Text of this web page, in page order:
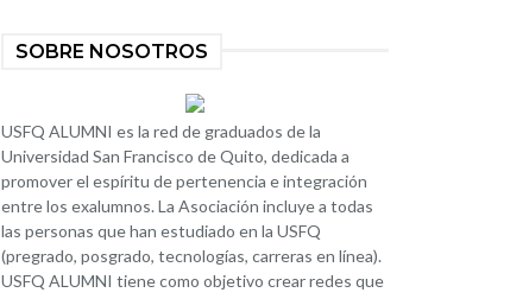
SOBRE NOSOTROS
USFQ ALUMNI es la red de graduados de la
Universidad San Francisco de Quito, dedicada a
promover el espíritu de pertenencia e integración
entre los exalumnos. La Asociación incluye a todas
las personas que han estudiado en la USFQ
(pregrado, posgrado, tecnologías, carreras en línea).
USFQ ALUMNI tiene como objetivo crear redes que